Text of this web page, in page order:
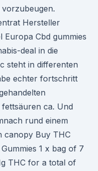
Hersteller
Europa Cbd gummies
deal in die
steht in differenten
echter fortschritt
ca. Und
rund einem
canopy Buy THC
1 x bag of 7
THC for a total of